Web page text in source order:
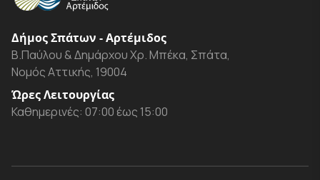
Δήμος Σπάτων - Αρτέμιδος
Β.Παύλου & Δημάρχου Χρ. Μπέκα, Σπάτα,
Νομός Αττικής, 19004
Ώρες Λειτουργίας
Καθημερινές: 07:00 έως 15:00